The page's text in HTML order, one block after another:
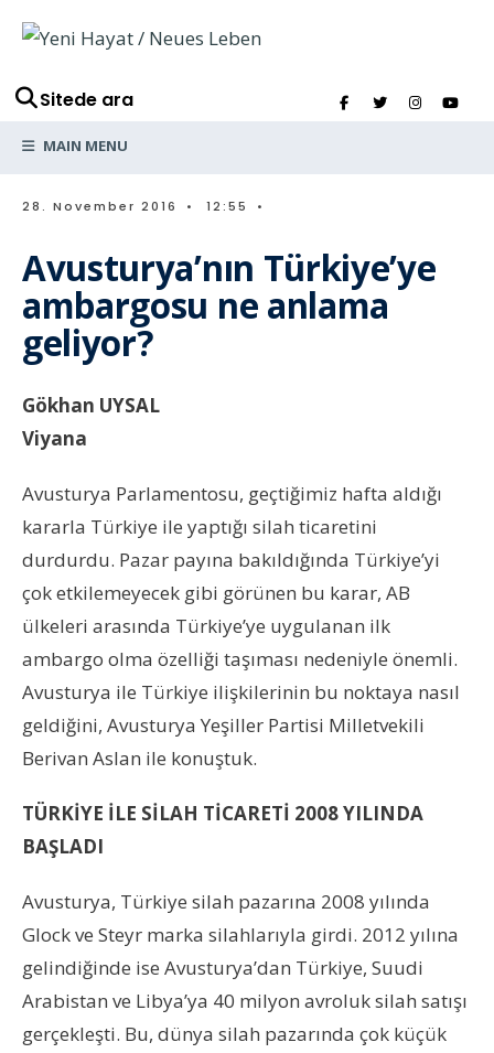
Sitede ara
MAIN MENU
28. November 2016 • 12:55 •
Avusturya’nın Türkiye’ye
ambargosu ne anlama
geliyor?
Gökhan UYSAL
Viyana
Avusturya Parlamentosu, geçtiğimiz hafta aldığı
kararla Türkiye ile yaptığı silah ticaretini
durdurdu. Pazar payına bakıldığında Türkiye’yi
çok etkilemeyecek gibi görünen bu karar, AB
ülkeleri arasında Türkiye’ye uygulanan ilk
ambargo olma özelliği taşıması nedeniyle önemli.
Avusturya ile Türkiye ilişkilerinin bu noktaya nasıl
geldiğini, Avusturya Yeşiller Partisi Milletvekili
Berivan Aslan ile konuştuk.
TÜRKİYE İLE SİLAH TİCARETİ 2008 YILINDA
BAŞLADI
Avusturya, Türkiye silah pazarına 2008 yılında
Glock ve Steyr marka silahlarıyla girdi. 2012 yılına
gelindiğinde ise Avusturya’dan Türkiye, Suudi
Arabistan ve Libya’ya 40 milyon avroluk silah satışı
gerçekleşti. Bu, dünya silah pazarında çok küçük